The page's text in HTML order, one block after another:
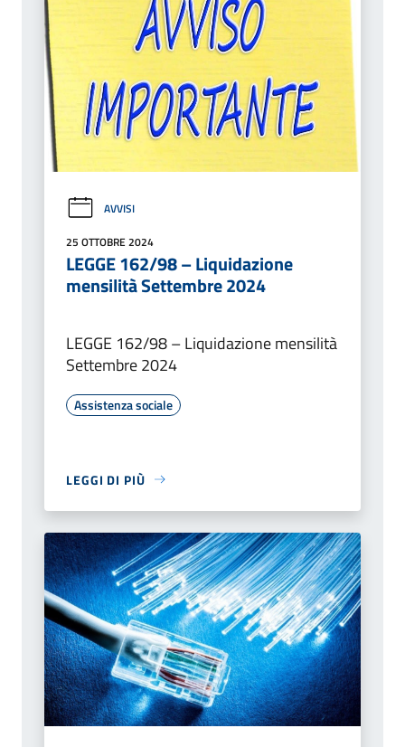
AVVISI
25 OTTOBRE 2024
LEGGE 162/98 – Liquidazione
mensilità Settembre 2024
LEGGE 162/98 – Liquidazione mensilità
Settembre 2024
Assistenza sociale
LEGGI DI PIÙ